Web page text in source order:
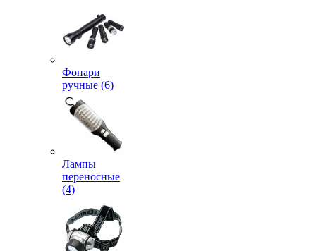
Фонари
ручные (6)
Лампы
переносные
(4)